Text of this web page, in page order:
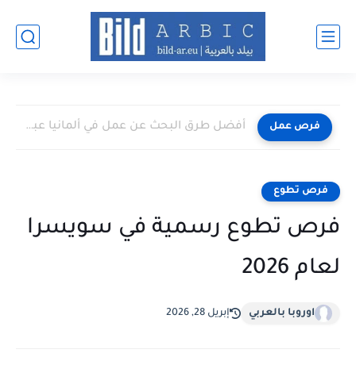
فرص عمل أفضل طرق البحث عن عمل في ألمانيا عبر الإنترنت 2026
فرص تطوع
فرص تطوع رسمية في سويسرا
لعام 2026
اوروبا بالعربي إبريل 28, 2026